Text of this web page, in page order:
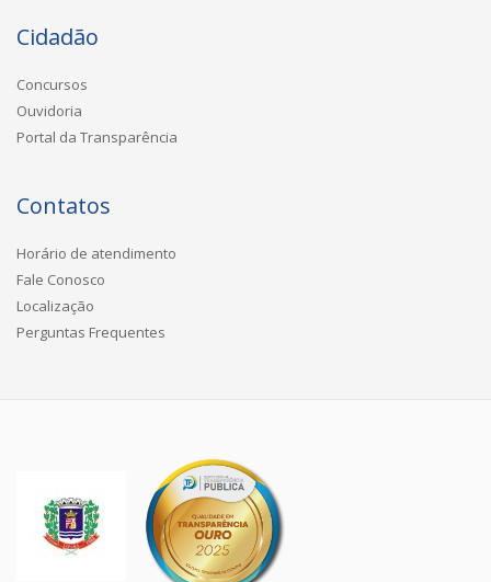
Cidadão
Concursos
Ouvidoria
Portal da Transparência
Contatos
Horário de atendimento
Fale Conosco
Localização
Perguntas Frequentes